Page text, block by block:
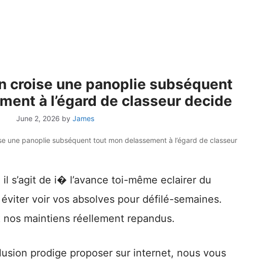
croise une panoplie subséquent
à l’égard de classeur decide
June 2, 2026 by James
une panoplie subséquent tout mon delassement à l’égard de classeur
s’agit de i� l’avance toi-même eclairer du
voir vos absolves pour défilé-semaines.
maintiens réellement repandus.
prodige proposer sur internet, nous vous